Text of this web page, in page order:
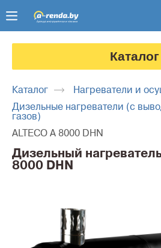
Каталог
Каталог
Нагреватели и
Дизельные нагреватели (с
газов)
ALTECO A 8000 DHN
Дизельный
8000 DHN